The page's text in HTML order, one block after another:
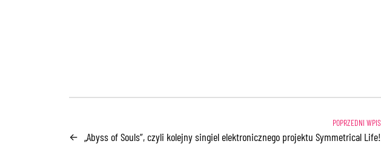
← „Abyss of Souls”, czyli kolejny singiel elektronicznego projektu Symmetrical Life!